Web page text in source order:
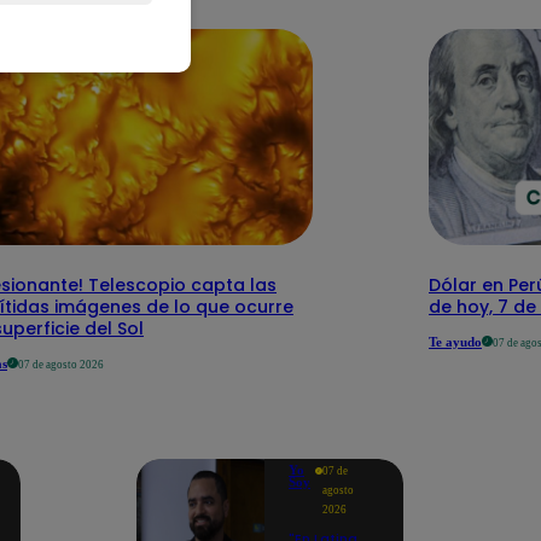
Telescopio capta las
imágenes de lo que ocurre
del Sol
07 de agosto 2026
Dólar en
de hoy, 7
Te ayudo 07 de
Yo
Soy
07 de
agosto
2026